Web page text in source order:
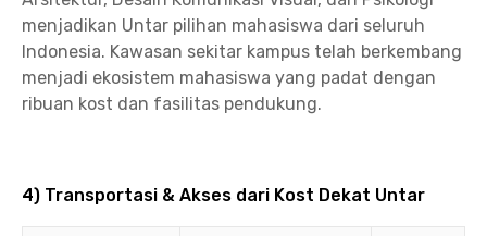
menjadikan Untar pilihan mahasiswa dari seluruh
Indonesia. Kawasan sekitar kampus telah berkembang
menjadi ekosistem mahasiswa yang padat dengan
ribuan kost dan fasilitas pendukung.
4) Transportasi & Akses dari Kost Dekat Untar